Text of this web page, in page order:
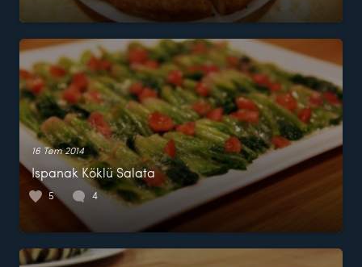
16 Tem 2014
Ispanak Köklü Salata
5 4